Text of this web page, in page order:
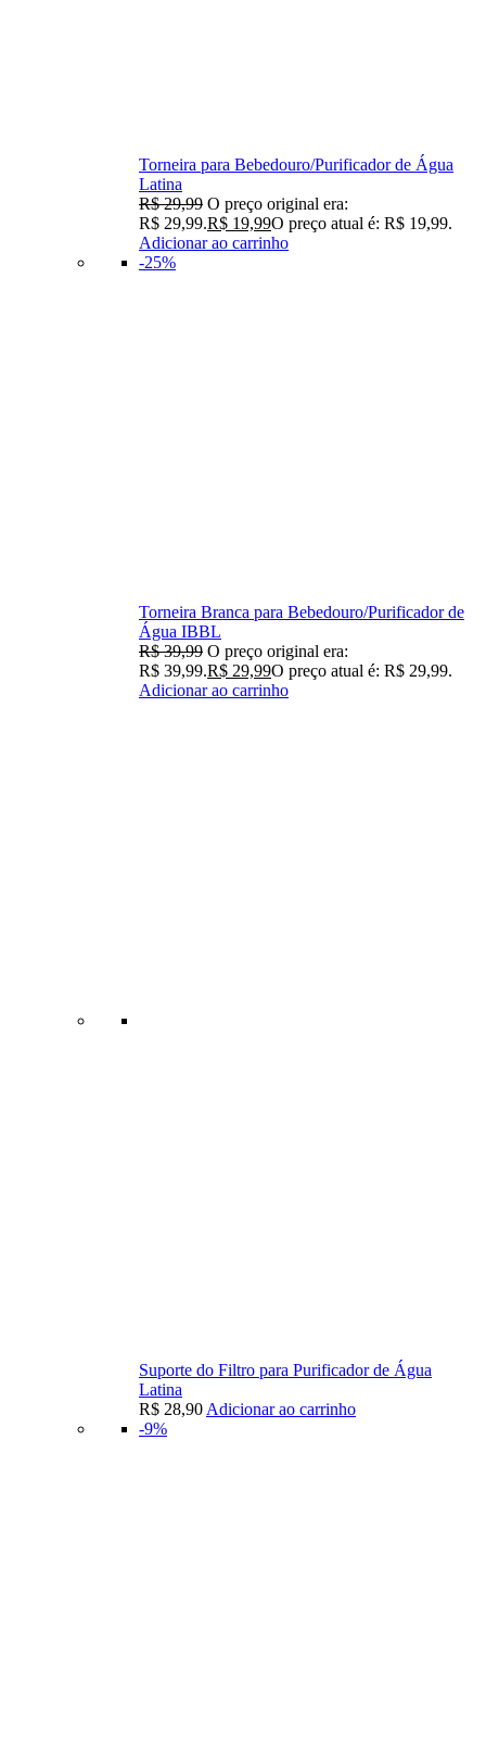
Torneira para Bebedouro/Purificador de Água
Latina
R$29,99 O preço original era:
R$ 29,99.R$ 19,99O preço atual é: R$ 19,99.
Adicionar ao carrinho
-25%
Torneira Branca para Bebedouro/Purificador de
Água IBBL
R$39,99 O preço original era:
R$ 39,99.R$ 29,99O preço atual é: R$ 29,99.
Adicionar ao carrinho
Suporte do Filtro para Purificador de Água
Latina
R$ 28,90 Adicionar ao carrinho
-9%